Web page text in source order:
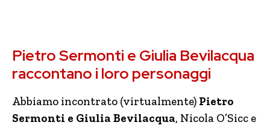
Pietro Sermonti e Giulia Bevilacqua
raccontano i loro personaggi
Abbiamo incontrato (virtualmente) Pietro
Sermonti e Giulia Bevilacqua, Nicola O’Sicc e